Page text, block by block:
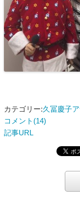
カテゴリー:久冨慶子
コメント(14)
記事URL